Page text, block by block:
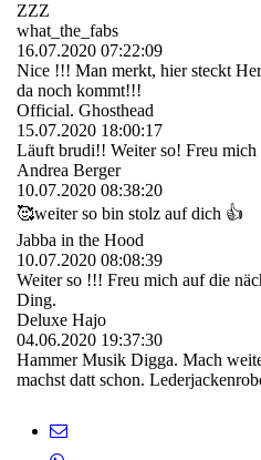
ZZZ
what_the_fabs
16.07.2020 07:22:09
Nice !!! Man merkt, hier steckt
da noch kommt!!!
Official. Ghosthead
15.07.2020 18:00:17
Läuft brudi!! Weiter so! Freu mich
Andrea Berger
10.07.2020 08:38:20
🥰weiter so bin stolz auf dich 👍
Jabba in the Hood
10.07.2020 08:08:39
Weiter so !!! Freu mich auf die
Ding.
Deluxe Hajo
04.06.2020 19:37:30
Hammer Musik Digga. Mach
machst datt schon.